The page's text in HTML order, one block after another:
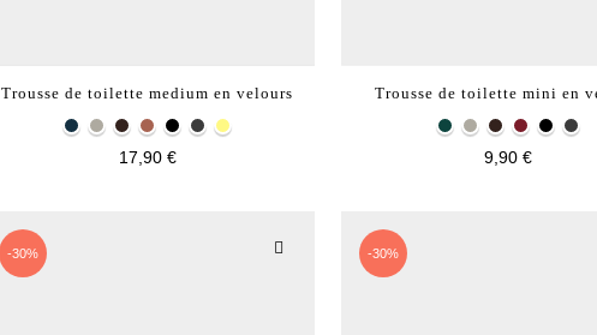
Trousse de toilette medium en velours
17,90 €
Trousse de toilette mini en
9,90 €
-30% -30%